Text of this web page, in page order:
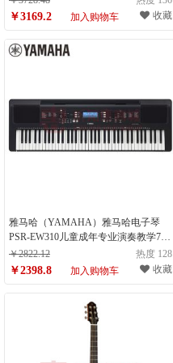
￥3169.2 加入购物车 收藏
雅马哈（YAMAHA）雅马哈电子琴
PSR-EW310儿童成年专业演奏教学76
键电子琴 （计量单位：台）
￥2822.12 热度 128
￥2398.8 加入购物车 收藏